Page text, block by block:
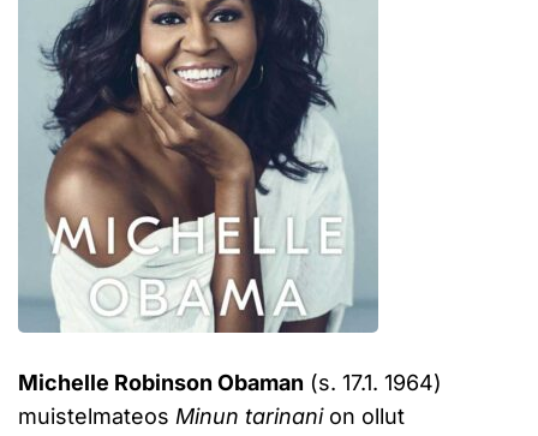
Michelle Robinson Obaman (s. 17.1. 1964)
muistelmateos Minun tarinanion ollut